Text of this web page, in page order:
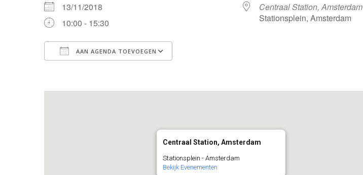
13/11/2018
10:00 - 15:30
AAN AGENDA TOEVOEGEN
Centraal Station, Amsterdam
Stationsplein, Amsterdam
Centraal Station, Amsterdam
Stationsplein - Amsterdam
Bekijk Evenementen